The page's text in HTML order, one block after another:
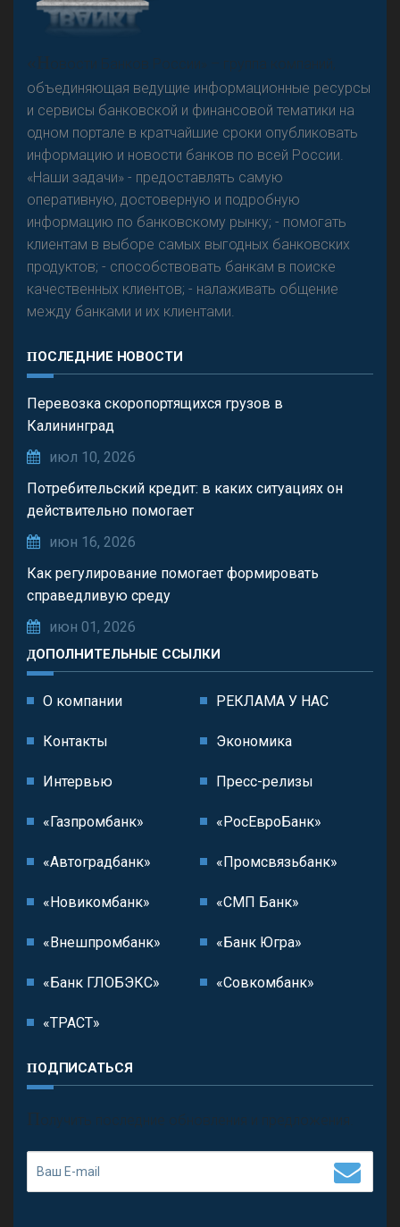
Резкого разворота на рынке автокредитов не
предвидится - «Интервью»
«Н
овости Банков России» – группа компаний,
объединяющая ведущие информационные ресурсы
и сервисы банковской и финансовой тематики на
одном портале в кратчайшие сроки опубликовать
информацию и новости банков по всей России.
«Наши задачи» - предоставлять самую
оперативную, достоверную и подробную
информацию по банковскому рынку; - помогать
клиентам в выборе самых выгодных банковских
продуктов; - способствовать банкам в поиске
качественных клиентов; - налаживать общение
между банками и их клиентами.
ПОСЛЕДНИЕ НОВОСТИ
Перевозка скоропортящихся грузов в
Калининград
июл 10, 2026
Потребительский кредит: в каких ситуациях он
действительно помогает
июн 16, 2026
Как регулирование помогает формировать
справедливую среду
июн 01, 2026
ДОПОЛНИТЕЛЬНЫЕ ССЫЛКИ
О компании РЕКЛАМА У НАС
Контакты Экономика
Интервью Пресс-релизы
«Газпромбанк» «РосЕвроБанк»
«Автоградбанк» «Промсвязьбанк»
«Новикомбанк» «СМП Банк»
«Внешпромбанк» «Банк Югра»
«Банк ГЛОБЭКС» «Совкомбанк»
«ТРАСТ»
ПОДПИСАТЬСЯ
П олучить последние обновления и предложения.